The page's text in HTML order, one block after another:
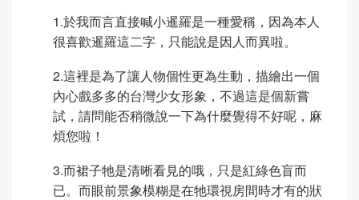
1.於我而言直接喊小暹羅是一種愛稱，因為本人
很喜歡暹羅這二字，只能說是因人而異啦。
2.這裡是為了讓人物個性更為生動，描繪出一個
內心戲多多的台灣少女形象，不過這是個新嘗
試，請問能否稍微說一下為什麼覺得不好呢，麻
煩您啦！
3.而裙子牠是清晰看見的哦，只是紅綠色盲而
已。而眼前景象模糊是在牠環視房間時才有的狀